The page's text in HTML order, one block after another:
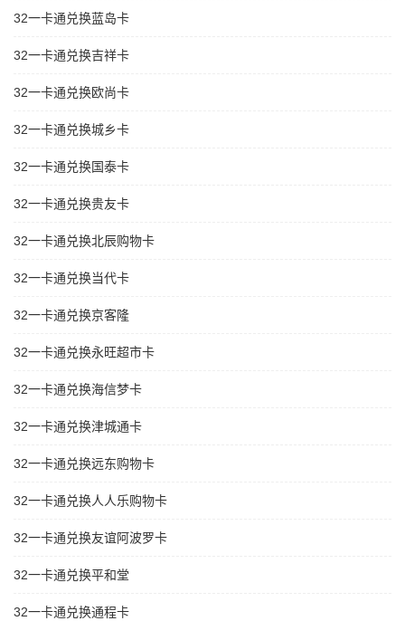
32一卡通兑换蓝岛卡
32一卡通兑换吉祥卡
32一卡通兑换欧尚卡
32一卡通兑换城乡卡
32一卡通兑换国泰卡
32一卡通兑换贵友卡
32一卡通兑换北辰购物卡
32一卡通兑换当代卡
32一卡通兑换京客隆
32一卡通兑换永旺超市卡
32一卡通兑换海信梦卡
32一卡通兑换津城通卡
32一卡通兑换远东购物卡
32一卡通兑换人人乐购物卡
32一卡通兑换友谊阿波罗卡
32一卡通兑换平和堂
32一卡通兑换通程卡